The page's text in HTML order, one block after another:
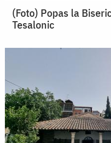
(Foto) Popas la
Tesalonic